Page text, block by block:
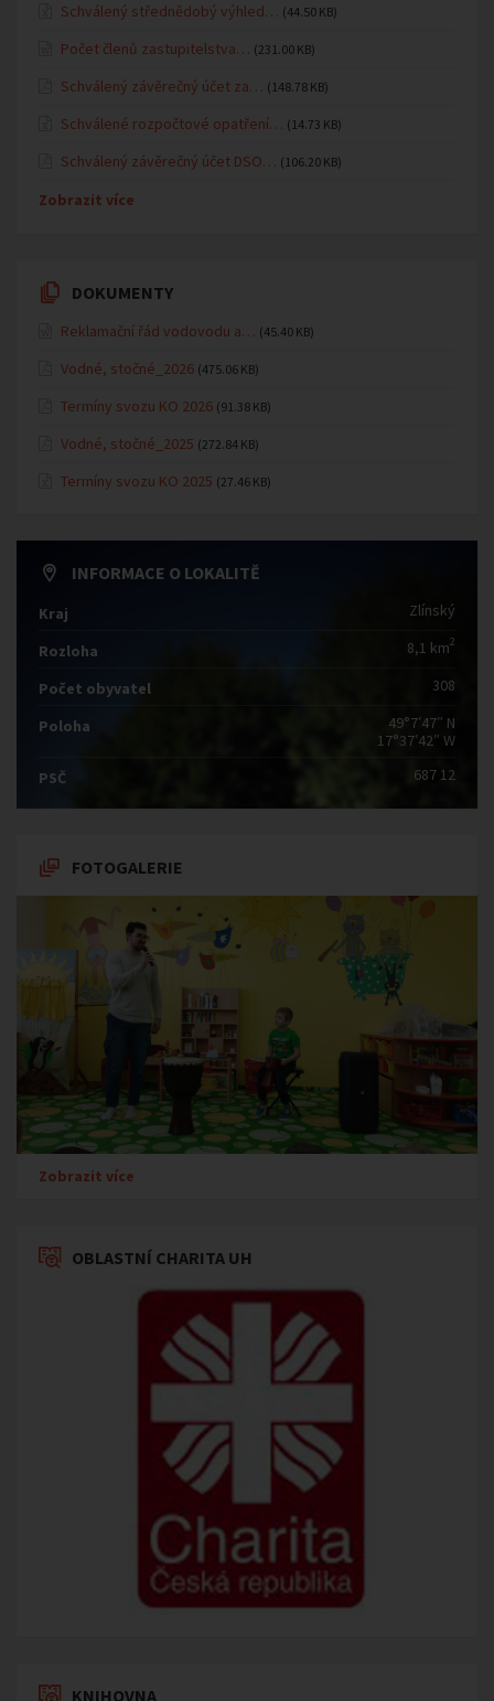
Schválený střednědobý výhled… (44.50 KB)
Počet členů zastupitelstva… (231.00 KB)
Schválený závěrečný účet za… (148.78 KB)
Schválené rozpočtové opatření… (14.73 KB)
Schválený závěrečný účet DSO… (106.20 KB)
Zobrazit více
DOKUMENTY
Reklamační řád vodovodu a… (45.40 KB)
Vodné, stočné_2026 (475.06 KB)
Termíny svozu KO 2026 (91.38 KB)
Vodné, stočné_2025 (272.84 KB)
Termíny svozu KO 2025 (27.46 KB)
INFORMACE O LOKALITĚ
Kraj Zlínský
Rozloha 8,1 km2
Počet obyvatel 308
Poloha
49°7′47″ N
17°37′42″ W
PSČ
687 12
FOTOGALERIE
Zobrazit více
OBLASTNÍ CHARITA UH
KNIHOVNA